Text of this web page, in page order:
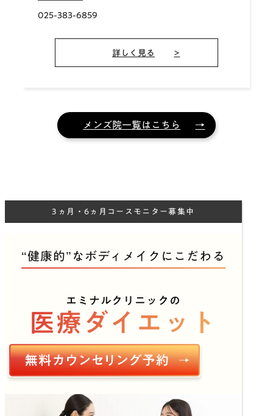
025-383-6859
詳しく見る
メンズ院一覧はこちら
3ヵ月・6ヵ月コースモニター募集中
“健康的”なボディメイクにこだわる
エミナルクリニックの
医療ダイエット